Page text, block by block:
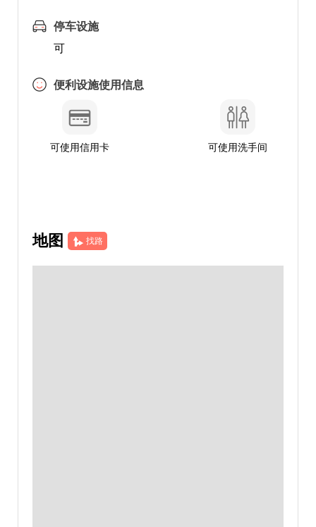
停车设施
可
便利设施使用信息
可使用信用卡 可使用洗手间
地图 找路